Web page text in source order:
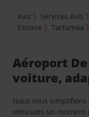
Avis Services Avis
Estonie
Tartumaa
Aéroport
voiture,
Nous vous
véhicules un moment